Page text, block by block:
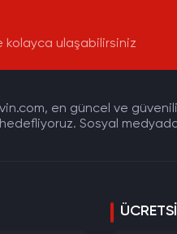
ulaşabilirsiniz
en güncel ve
Sosyal medyada